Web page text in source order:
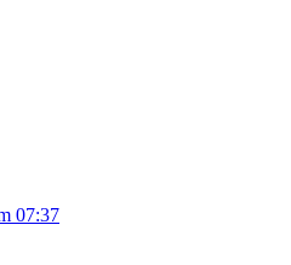
07:37